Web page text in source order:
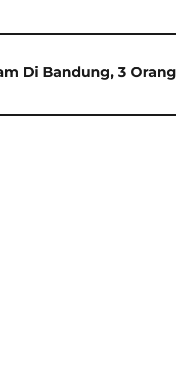
Di Bandung, 3 Orang